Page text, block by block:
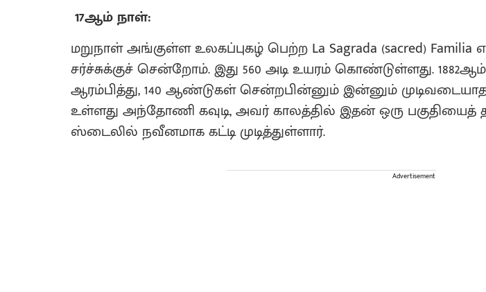
17ஆம் நாள்:
மறுநாள் அங்குள்ள உலகப்புகழ் பெற்ற La Sagrada (sacred)
சர்ச்சுக்குச் சென்றோம். இது 560 அடி உயரம் கொண்டுள்ளது.
ஆரம்பித்து, 140 ஆண்டுகள் சென்றபின்னும் இன்னும்
உள்ளது அந்தோணி கவுடி, அவர் காலத்தில் இதன் ஒரு பகுதியைத்
ஸ்டைலில் நவீனமாக கட்டி முடித்துள்ளார்.
Advertisement